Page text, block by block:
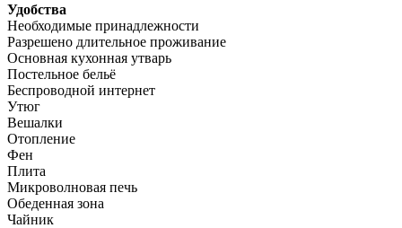
Удобства
Необходимые принадлежности
Разрешено длительное проживание
Основная кухонная утварь
Постельное бельё
Беспроводной интернет
Утюг
Вешалки
Отопление
Фен
Плита
Микроволновая печь
Обеденная зона
Чайник